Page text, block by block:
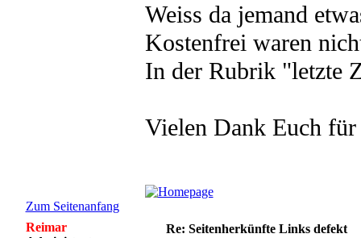
Weiss da jemand
Kostenfrei waren
In der Rubrik "letzte
Vielen Dank Euch
Zum Seitenanfang
Reimar
Re: Seitenherkünfte Links defekt